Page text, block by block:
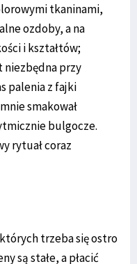
tkaninami,
ozdoby, a na
i kształtów;
niezbędna przy
palenia z fajki
smakował
bulgocze.
rytuał coraz
trzeba się ostro
są stałe, a płacić